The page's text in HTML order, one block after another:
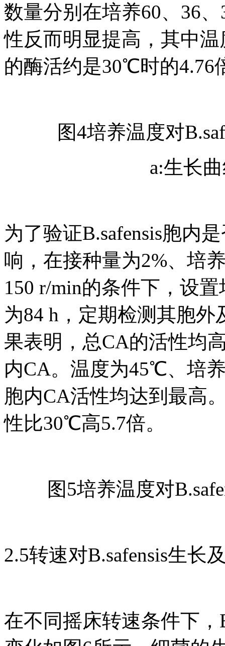
数量分别在培养60、36
性反而明显提高，其中
的酶活约是30℃时的4.76
图4培养温度对
a:生长
为了验证B.safensis胞内
响，在接种量为2%、培
150 r/min的条件下，设
为84 h，定期检测其胞
果表明，总CA的活性均
内CA。温度为45℃、培
胞内CA活性均达到最高
性比30℃高5.7倍。
图5培养温度对
2.5转速对B.safensis生长
在不同摇床转速条件下，